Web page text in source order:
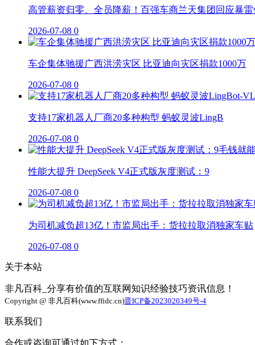
高管薪资归零、全员降薪！百强车商兰天集团回应暴雷
2026-07-08 0
车企集体驰援广西洪涝灾区 比亚迪向灾区捐款1000万
2026-07-08 0
支持17家机器人厂商20多种构型 蚂蚁灵波LingB
2026-07-08 0
性能大提升 DeepSeek V4正式版灰度测试：9
2026-07-08 0
为司机减负超13亿！市监局出手：货拉拉取消独家车贴
2026-07-08 0
关于本站
非凡百科_分享有价值的互联网知识经验技巧资讯信息！
Copyright @ 非凡百科(www.ffidc.cn)晋ICP备2023020349号-4
联系我们
合作或咨询可通过如下方式：